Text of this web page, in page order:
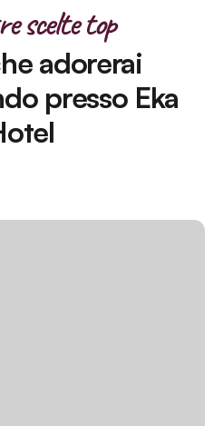
scelte top
adorerai
presso Eka